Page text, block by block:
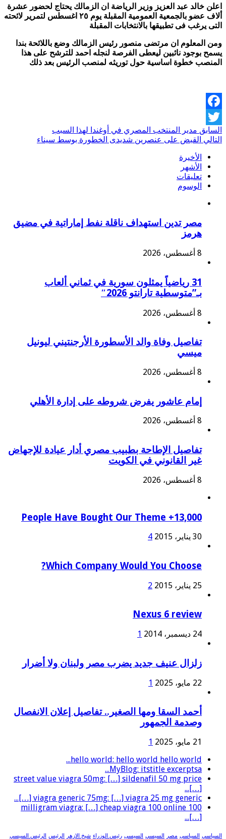
اعلن خالد عبد العزيز وزير الرياضة ان الزمالك يحتاج لحضور عشرة
ألاف عضو بالجمعية العمومية المقبلة يوم ٢٥ اغسطس لتمرير لائحته
التى يرغب فى تطبيقها بالانتخابات المقبلة
ومن المعلوم ان مرتضى منصور رئيس الزمالك وضع باللائحة بندا
يسمح بوجود نائبين ليعطى الفرصة لنجله احمد للترشح على هذا
المنصب خطوة اساسية حول توريثه لمنصب الرئيس بعد ذلك
Facebook
Twitter
السابق مدير المنتخب المصري في أوغندا لهذا السبب
التالي القبض على عنصرين شديدى الخطورة بوسط سيناء
الأخيرة
الأشهر
تعليقات
الوسوم
مصر تدين استهداف ناقلة نفط إماراتية في مضيق
هرمز
8 أغسطس، 2026
31 رياضياً يمثلون سورية في ثماني ألعاب
بـ”متوسطية تارانتو 2026″
8 أغسطس، 2026
تفاصيل وفاة والد الأسطورة الأرجنتيني ليونيل
ميسي
8 أغسطس، 2026
إمام عاشور يفرض شروطه على إدارة الأهلي
8 أغسطس، 2026
تفاصيل الإطاحة بطبيب مصري أدار عيادة للإجهاض
غير القانوني في الكويت
8 أغسطس، 2026
13,000+ People Have Bought Our Theme
30 يناير، 2015 4
Which Company Would You Choose?
25 يناير، 2015 2
Nexus 6 review
24 ديسمبر، 2014 1
زلزال عنيف جديد يضرب مصر ولبنان ولا أضرار
22 مايو، 2025 1
أحمد السقا ومها الصغير.. تفاصيل إعلان الانفصال
وصدمة الجمهور
21 مايو، 2025
1
hello world: hello world hello world...
MyBlog: itstitle excerptsa...
street value viagra 50mg: […] sildenafil 50 mg price
[…]...
viagra generic 75mg: […] viagra 25 mg generic […]...
100 milligram viagra: […] cheap viagra 100 online
[…]...
السياسي السياسى مصر السيسي السيسى رئيس الوزراء شيخ الازهر الرئيس الرئيس السيسي